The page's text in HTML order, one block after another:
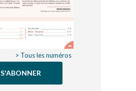
> Tous les numéros
S'ABONNER